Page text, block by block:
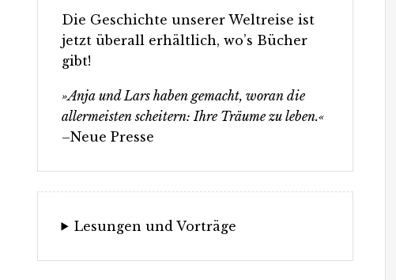
Die Geschichte unserer Weltreise ist
jetzt überall erhältlich, wo’s Bücher
gibt!
»Anja und Lars haben gemacht, woran die
allermeisten scheitern: Ihre Träume zu leben.«
–Neue Presse
Lesungen und Vorträge